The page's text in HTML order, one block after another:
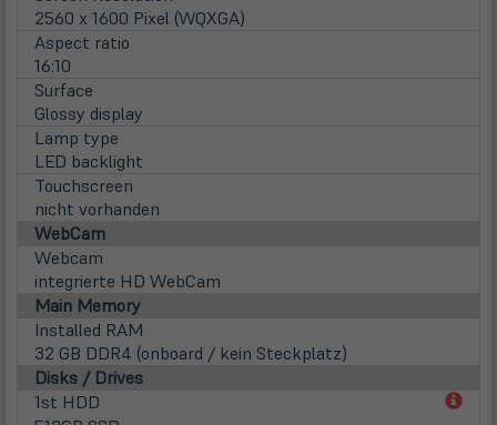
2560 x 1600 Pixel (WQXGA)
Aspect ratio
16:10
Surface
Glossy display
Lamp type
LED backlight
Touchscreen
nicht vorhanden
WebCam
Webcam
integrierte HD WebCam
Main Memory
Installed RAM
32 GB DDR4 (onboard / kein Steckplatz)
Disks / Drives
1st HDD